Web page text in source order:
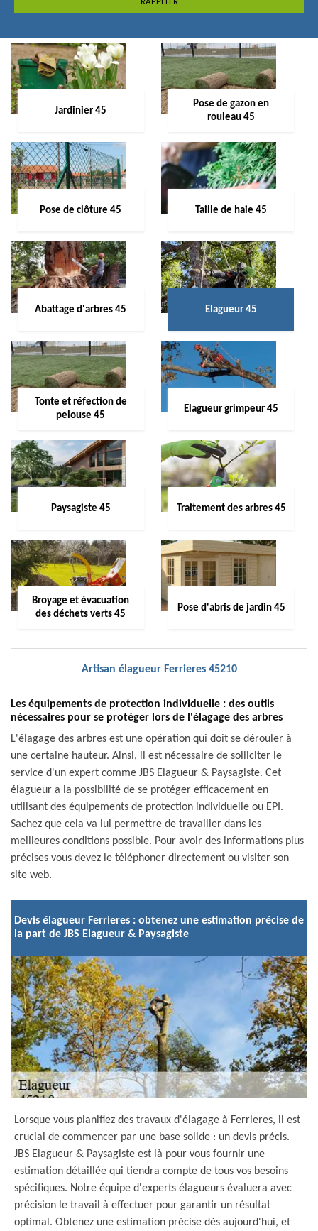
Jardinier 45
Pose de gazon en
rouleau 45
Pose de clôture 45 Taille de haie 45
Abattage d'arbres 45 Elagueur 45
Tonte et réfection de
pelouse 45
Elagueur grimpeur 45
Paysagiste 45 Traitement des arbres 45
Broyage et évacuation
des déchets verts 45
Pose d'abris de jardin 45
Artisan élagueur Ferrieres 45210
Les équipements de protection individuelle : des outils
nécessaires pour se protéger lors de l'élagage des arbres
L'élagage des arbres est une opération qui doit se dérouler à
une certaine hauteur. Ainsi, il est nécessaire de solliciter le
service d'un expert comme JBS Elagueur & Paysagiste. Cet
élagueur a la possibilité de se protéger efficacement en
utilisant des équipements de protection individuelle ou EPI.
Sachez que cela va lui permettre de travailler dans les
meilleures conditions possible. Pour avoir des informations plus
précises vous devez le téléphoner directement ou visiter son
site web.
Devis élagueur Ferrieres : obtenez une estimation précise de
la part de JBS Elagueur & Paysagiste
Lorsque vous planifiez des travaux d'élagage à Ferrieres, il est
crucial de commencer par une base solide : un devis précis.
JBS Elagueur & Paysagiste est là pour vous fournir une
estimation détaillée qui tiendra compte de tous vos besoins
spécifiques. Notre équipe d'experts élagueurs évaluera avec
précision le travail à effectuer pour garantir un résultat
optimal. Obtenez une estimation précise dès aujourd'hui, et